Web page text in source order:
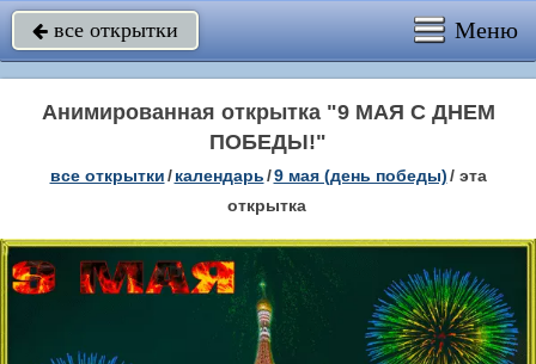
 все открытки Меню
Анимированная открытка "9 МАЯ С ДНЕМ
ПОБЕДЫ!"
все открытки/ календарь/9 мая (день победы)/ эта
открытка